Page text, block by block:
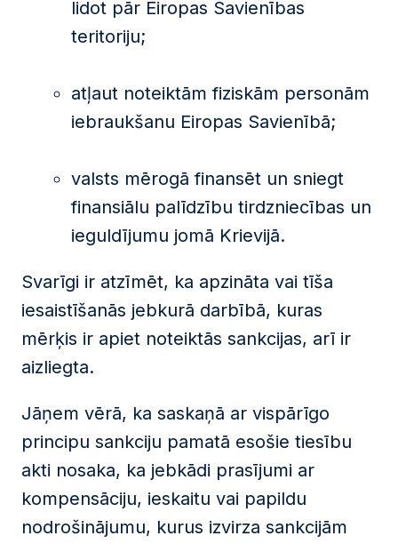
lidot pār Eiropas Savienības
teritoriju;
atļaut noteiktām fiziskām personām
iebraukšanu Eiropas Savienībā;
valsts mērogā finansēt un sniegt
finansiālu palīdzību tirdzniecības un
ieguldījumu jomā Krievijā.
Svarīgi ir atzīmēt, ka apzināta vai tīša
iesaistīšanās jebkurā darbībā, kuras
mērķis ir apiet noteiktās sankcijas, arī ir
aizliegta.
Jāņem vērā, ka saskaņā ar vispārīgo
principu sankciju pamatā esošie tiesību
akti nosaka, ka jebkādi prasījumi ar
kompensāciju, ieskaitu vai papildu
nodrošinājumu, kurus izvirza sankcijām